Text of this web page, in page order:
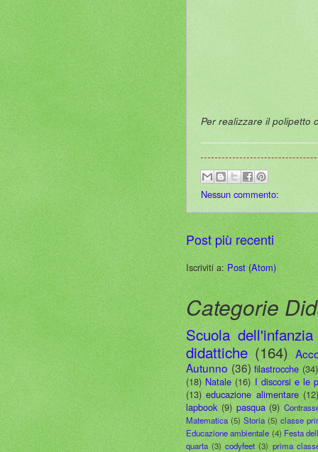
Per realizzare il polipetto
Nessun commento:
Post più recenti
Iscriviti a:Post (Atom)
Categorie
Scuola dell'infanzia
didattiche (164)
Autunno (36) filastrocche (34)
(18) Natale (16) I discorsi e le
(13) educazione alimentare
lapbook (9) pasqua (9)
Matematica (5) Storia (5) classe
Educazione ambientale (4) Festa
quarta (3) codyfeet (3) prima